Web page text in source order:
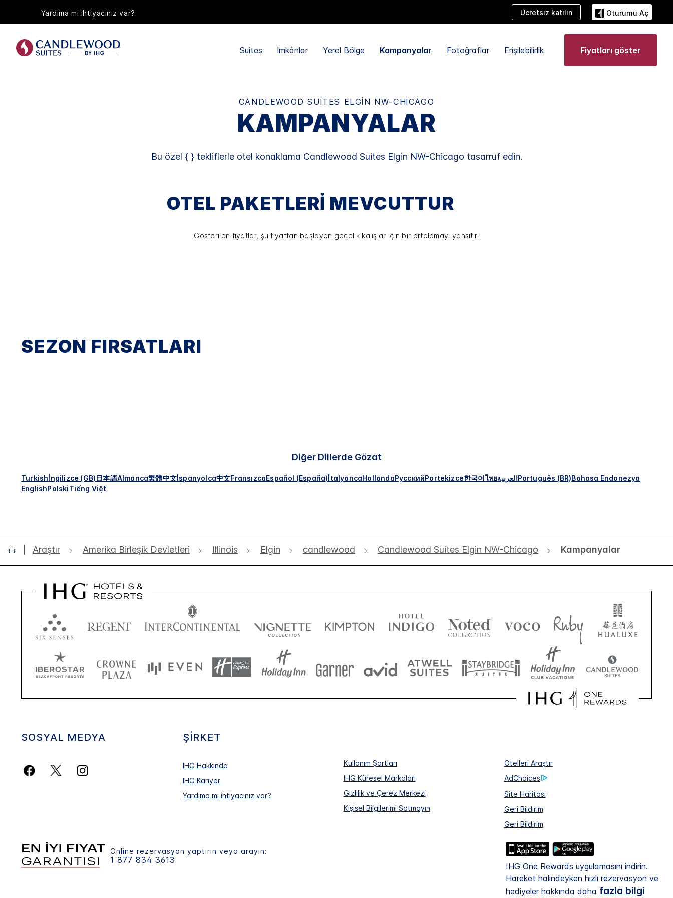
Yardıma mı ihtiyacınız var? Ücretsiz katılın Oturumu Aç
Suites İmkânlar Yerel Bölge Kampanyalar Fotoğraflar Erişilebilirlik Fiyatları göster
CANDLEWOOD SUITES ELGIN NW-CHICAGO
KAMPANYALAR
Bu özel { } tekliflerle otel konaklama Candlewood Suites Elgin NW-Chicago tasarruf edin.
OTEL PAKETLERI MEVCUTTUR
Gösterilen fiyatlar, şu fiyattan başlayan gecelik kalışlar için bir ortalamayı yansıtır:
SEZON FIRSATLARI
Diğer Dillerde Gözat
Turkishİngilizce (GB)日本語Almanca繁體中文İspanyolca中文FransızcaEspañol (España)İtalyancaHollandaРусскийPortekizce한국어ไทยالعربيةPortuguês (BR)Bahasa Endonezya
EnglishPolskiTiếng Việt
Araştır Amerika Birleşik Devletleri Illinois Elgin candlewood Candlewood Suites Elgin NW-Chicago Kampanyalar
SOSYAL MEDYA ŞIRKET
IHG Hakkında
IHG Kariyer
Yardıma mı ihtiyacınız var?
Kullanım Şartları
IHG Küresel Markaları
Gizlilik ve Çerez Merkezi
Kişisel Bilgilerimi Satmayın
Otelleri Araştır
AdChoices
Site Haritası
Geri Bildirim
Geri Bildirim
Online rezervasyon yaptırın veya arayın:
1 877 834 3613
IHG One Rewards uygulamasını indirin.
Hareket halindeyken hızlı rezervasyon ve
hediyeler hakkında daha fazla bilgi